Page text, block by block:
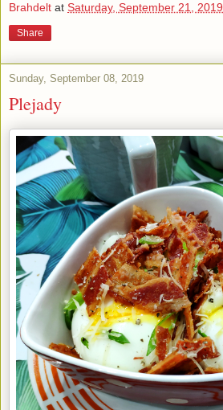
Brahdelt at Saturday, September 21, 2019
Share
Sunday, September 08, 2019
Plejady